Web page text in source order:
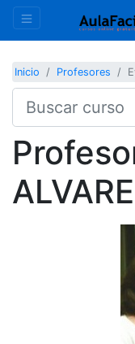
Inicio Profesores